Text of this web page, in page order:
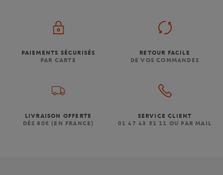
PAIEMENTS SÉCURISÉS
PAR CARTE
RETOUR FACILE
DE VOS COMMANDES
LIVRAISON OFFERTE
DÈS 80€ (EN FRANCE)
SERVICE CLIENT
01 47 43 51 11 OU PAR MAIL